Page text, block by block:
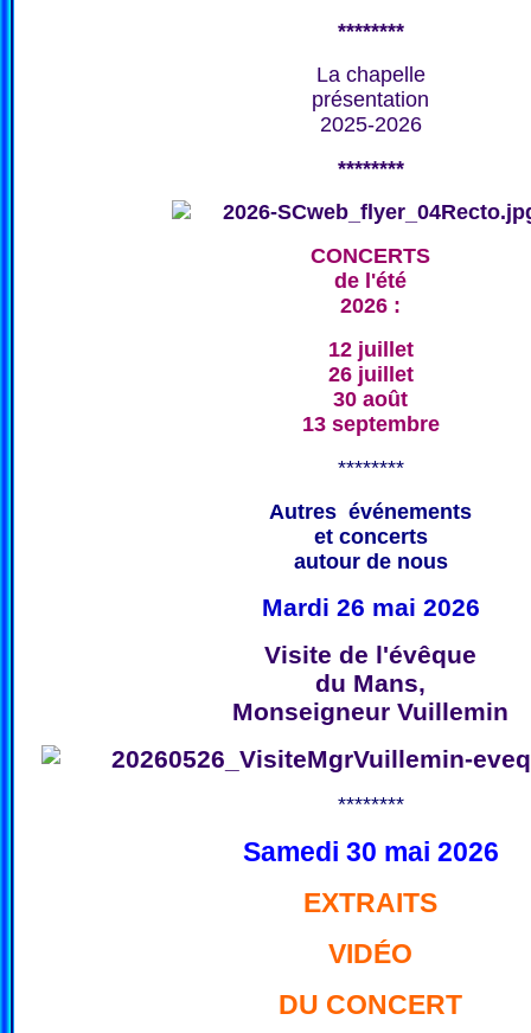
********
La chapelle
présentation
2025-2026
********
CONCERTS
de l'été
2026 :
12 juillet
26 juillet
30 août
13 septembre
********
Autres événements
et concerts
autour de nous
Mardi 26 mai 2026
Visite de l'évêque
du Mans,
Monseigneur Vuillemin
********
Samedi 30 mai 2026
EXTRAITS
VIDÉO
DU CONCERT